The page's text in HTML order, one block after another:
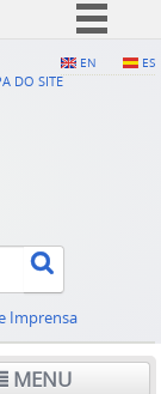
EN ES
DO SITE
Imprensa
MENU